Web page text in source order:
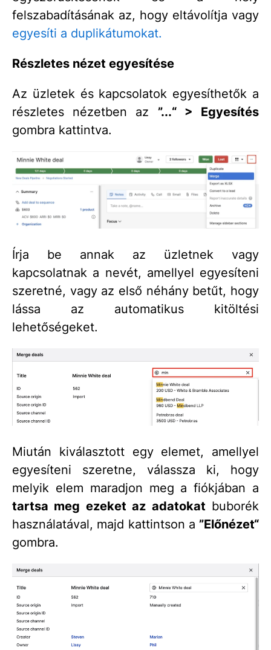
felszabadításának az, hogy eltávolítja vagy
egyesíti a duplikátumokat.
Részletes nézet egyesítése
Az üzletek és kapcsolatok egyesíthetők a
részletes nézetben az ”...“ > Egyesítés
gombra kattintva.
Írja be annak az üzletnek vagy
kapcsolatnak a nevét, amellyel egyesíteni
szeretné, vagy az első néhány betűt, hogy
lássa az automatikus kitöltési
lehetőségeket.
Miután kiválasztott egy elemet, amellyel
egyesíteni szeretne, válassza ki, hogy
melyik elem maradjon meg a fiókjában a
tartsa meg ezeket az adatokat buborék
használatával, majd kattintson a ”Előnézet“
gombra.